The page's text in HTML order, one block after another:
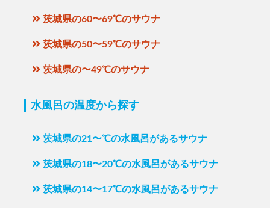
茨城県の60〜69℃のサウナ
茨城県の50〜59℃のサウナ
茨城県の〜49℃のサウナ
水風呂の温度から探す
茨城県の21〜℃の水風呂があるサウナ
茨城県の18〜20℃の水風呂があるサウナ
茨城県の14〜17℃の水風呂があるサウナ